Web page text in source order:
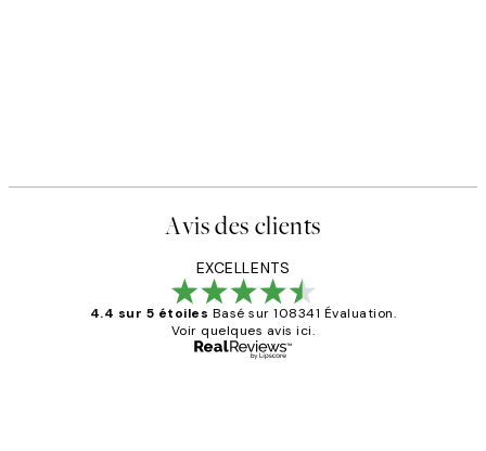
Avis des clients
EXCELLENTS
4.4 sur 5 étoiles Basé sur 108341 Évaluation.
Voir quelques avis ici.